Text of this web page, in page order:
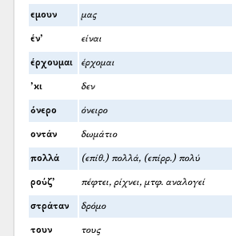
εμουν μας
έν’ είναι
έρχουμαι έρχομαι
’κι δεν
όνερο όνειρο
οντάν δωμάτιο
πολλά (επίθ.) πολλά, (επίρρ.) πολύ
ρούζ’ πέφτει, ρίχνει, μτφ. αναλογεί
στράταν δρόμο
τουν τους